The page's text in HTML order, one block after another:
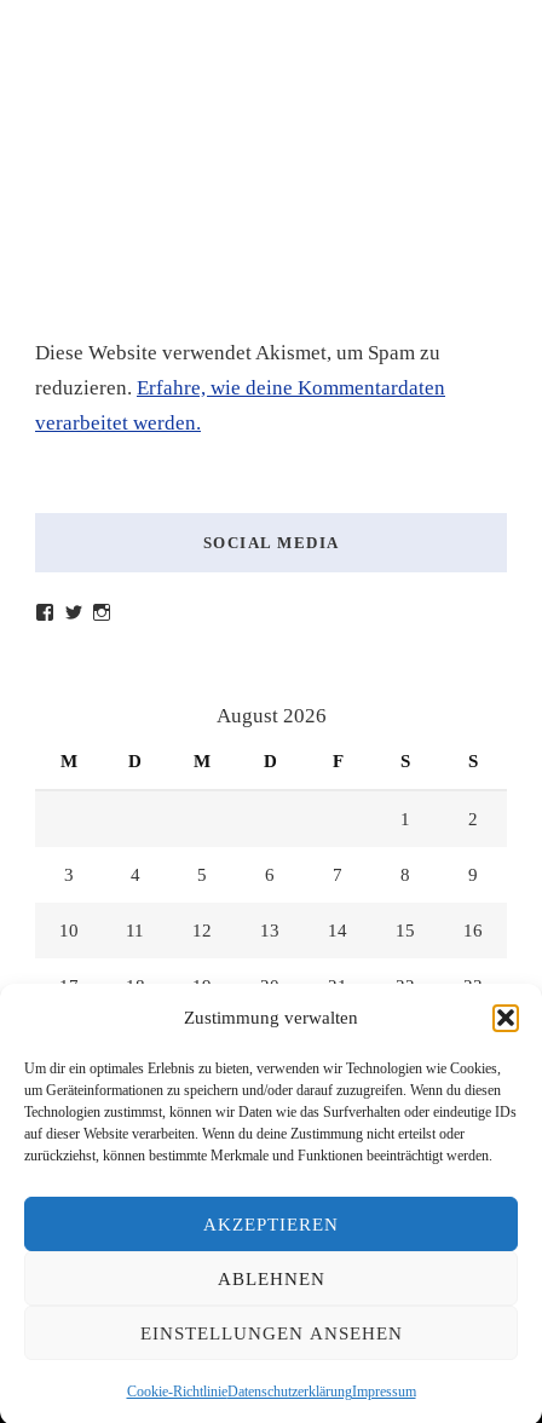
Zustimmung verwalten
Um dir ein optimales Erlebnis zu bieten, verwenden wir Technologien wie Cookies,
um Geräteinformationen zu speichern und/oder darauf zuzugreifen. Wenn du diesen
Technologien zustimmst, können wir Daten wie das Surfverhalten oder eindeutige IDs
auf dieser Website verarbeiten. Wenn du deine Zustimmung nicht erteilst oder
zurückziehst, können bestimmte Merkmale und Funktionen beeinträchtigt werden.
AKZEPTIEREN
ABLEHNEN
EINSTELLUNGEN ANSEHEN
Cookie-RichtlinieDatenschutzerklärungImpressum
Diese Website verwendet Akismet, um Spam zu
reduzieren. Erfahre, wie deine Kommentardaten
verarbeitet werden.
SOCIAL MEDIA
ProfilProfil
August 2026
M D M D F S S
1 2
3 4 5 6 7 8 9
10 11 12 13 14 15 16
17 18 19 20 21 22 23
31
Yummy Recipe | Entwickelt vonBlossom Themes